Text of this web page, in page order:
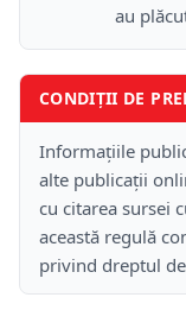
au
CONDIȚII DE
Informațiile
alte publicații
cu citarea sursei
această regulă
privind dreptul